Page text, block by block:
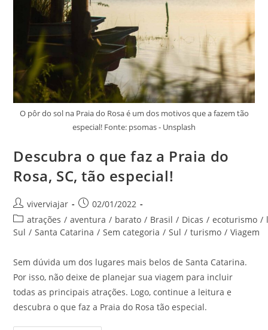
O pôr do sol na Praia do Rosa é um dos motivos que a fazem tão
especial! Fonte: psomas - Unsplash
Descubra o que faz a Praia do
Rosa, SC, tão especial!
Autor
do
post:
viverviajar
Post
publicado:
02/01/2022
Categoria
do
atrações / aventura / barato / Brasil / Dicas / ecoturismo /
Sul / Santa Catarina / Sem categoria / Sul / turismo / Viagem
Sem dúvida um dos lugares mais belos de Santa Catarina.
Por isso, não deixe de planejar sua viagem para incluir
todas as principais atrações. Logo, continue a leitura e
descubra o que faz a Praia do Rosa tão especial.